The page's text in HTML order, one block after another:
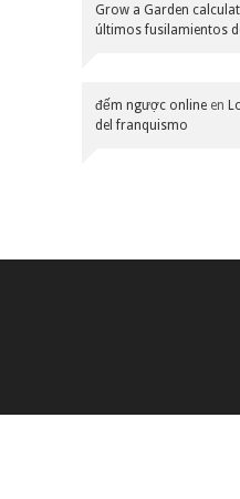
Grow a Garden
últimos fusilamientos
đếm ngược online en
del franquismo